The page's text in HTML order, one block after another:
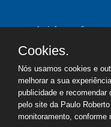
As informações
proprietário do imóvel
©2026Copyright -
Cookies.
Nós usamos cookies e
melhorar a sua
publicidade e recomendar
pelo site da Paulo
monitoramento, conforme